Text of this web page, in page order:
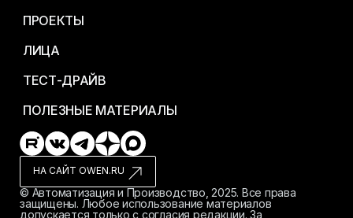
ПРОЕКТЫ
ЛИЦА
ТЕСТ-ДРАЙВ
ПОЛЕЗНЫЕ МАТЕРИАЛЫ
НА САЙТ OWEN.RU
© Автоматизация и Производство, 2025. Все права
защищены. Любое использование материалов
допускается только с согласия редакции. За